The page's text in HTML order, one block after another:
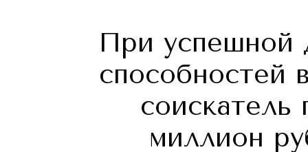
При успешной
способностей
миллион